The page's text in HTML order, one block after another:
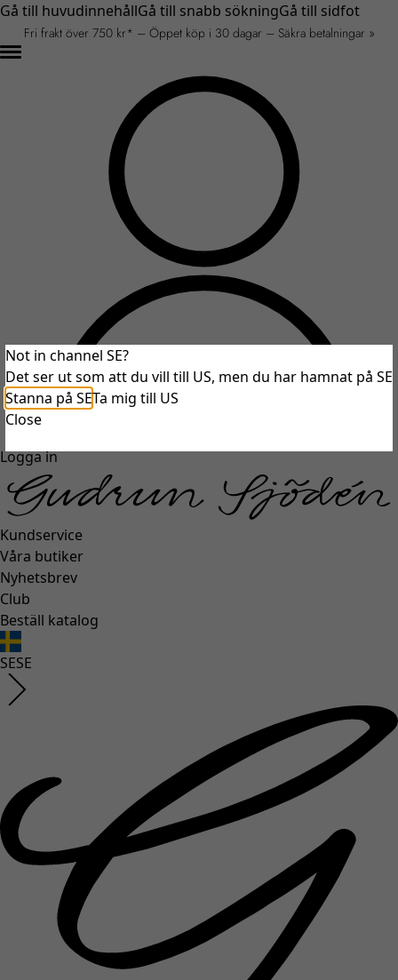
Gå till huvudinnehållGå till snabb sökningGå till sidfot
Fri frakt över 750 kr* – Öppet köp i 30 dagar – Säkra betalningar »
Logga in
Kundservice
Våra butiker
Nyhetsbrev
Club
Beställ katalog
SESE
Not in channel SE?
Det ser ut som att du vill till US, men du har hamnat på SE
Stanna på SETa mig till US
Close
An unexpected error occurred.
unexpectederror.buttontext